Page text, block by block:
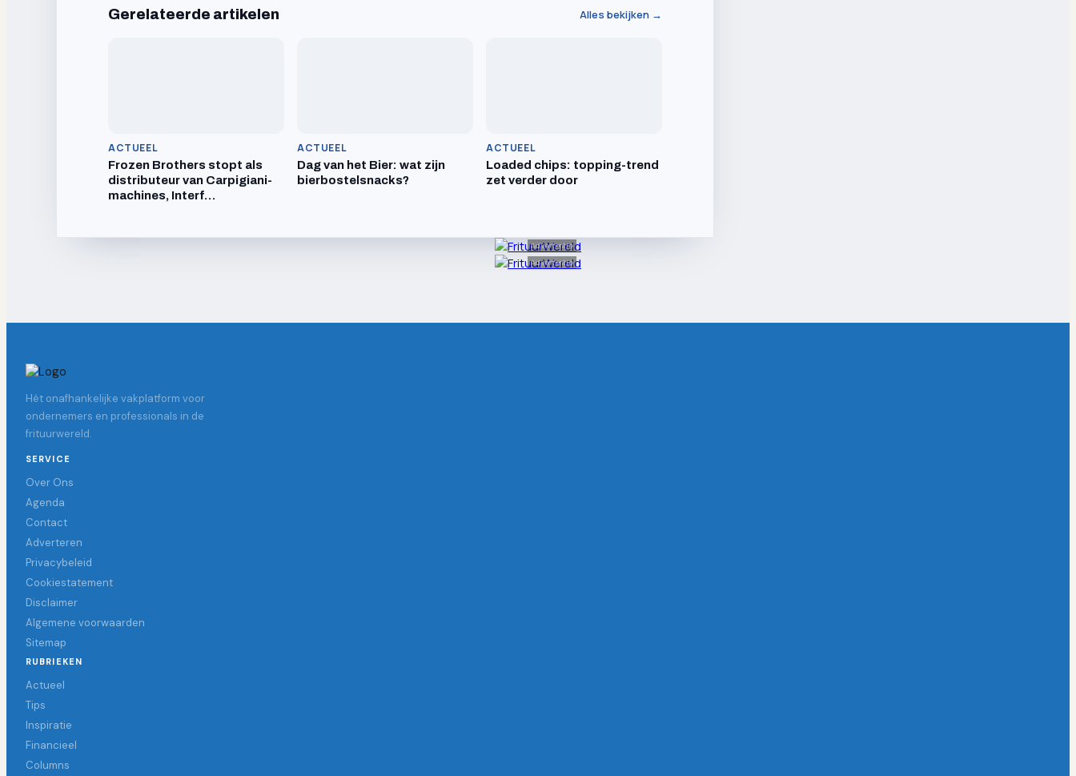
Gerelateerde artikelen Alles bekijken →
ACTUEEL
Frozen Brothers stopt als
distributeur van Carpigiani-
machines, Interf…
ACTUEEL
Dag van het Bier: wat zijn
bierbostelsnacks?
ACTUEEL
Loaded chips: topping-trend
zet verder door
Advertentie
Advertentie
Hét onafhankelijke vakplatform voor
ondernemers en professionals in de
frituurwereld.
SERVICE
Over Ons
Agenda
Contact
Adverteren
Privacybeleid
Cookiestatement
Disclaimer
Algemene voorwaarden
Sitemap
RUBRIEKEN
Actueel
Tips
Inspiratie
Financieel
Columns